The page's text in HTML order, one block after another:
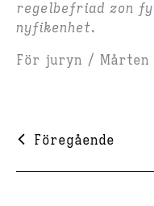
regelbefriad zon
nyfikenhet.
För juryn / Mårten
Föregående